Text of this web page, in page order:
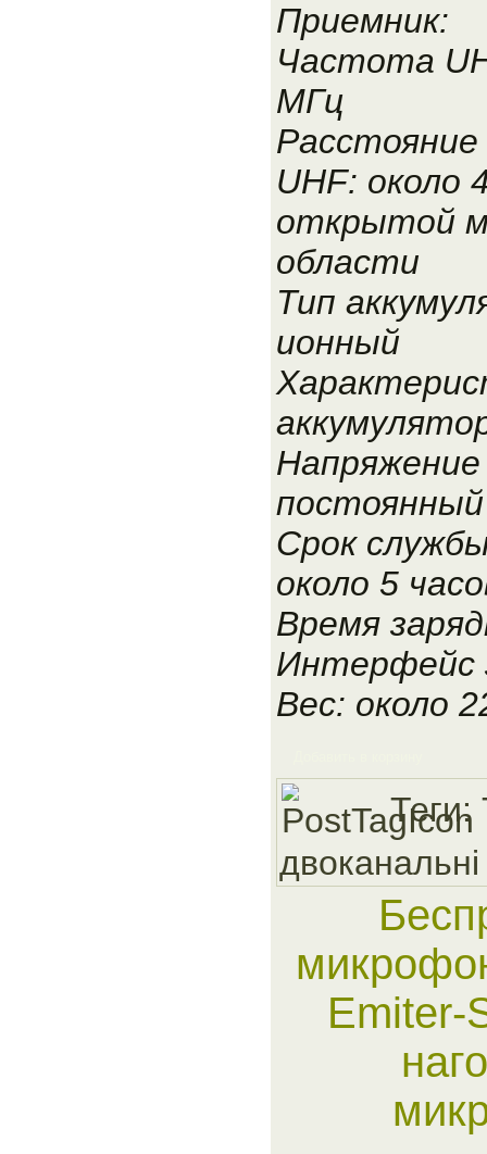
Приемник:
Частота
МГц
Расстояние
UHF: около
открытой
области
Тип
ионный
Напряжение
Срок
около 5
Время
Интерфейс
Вес: около
Теги:
Emiter-